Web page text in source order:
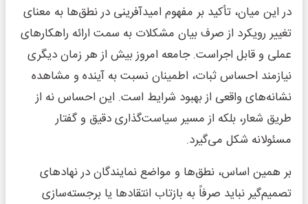
در این میان، تأکید بر مفهوم امیدآفرینی در نطق‌ها به معنای
تغییر رویکرد از صرف بیان مشکلات به سمت ارائه راهکارهای
عملی و قابل اجراست. جامعه امروز بیش از هر زمان دیگری
نیازمند احساس ثبات، اطمینان نسبت به آینده و مشاهده
نشانه‌های واقعی از بهبود شرایط است. این احساس نه از
طریق شعار، بلکه از مسیر سیاست‌گذاری دقیق و گفتار
مسئولانه شکل می‌گیرد.
بر همین اساس، نطق‌ها و مواضع نمایندگان در نهادهای
تصمیم‌گیر نباید صرفاً به بازتاب انتقادها یا برجسته‌سازی